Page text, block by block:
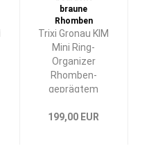
Trixi Gronau KIM
Mini Ring-
Organizer
Rhomben-
geprägtem
mehrfarbig
199,00 EUR